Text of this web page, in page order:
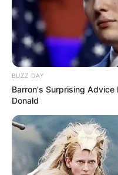
Städtereisen sind mehr
BUZZ DAY
Barron's Surprising Advice
Donald